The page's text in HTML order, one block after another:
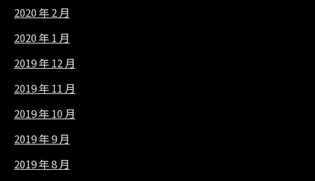
2020 年 2 月
2020 年 1 月
2019 年 12 月
2019 年 11 月
2019 年 10 月
2019 年 9 月
2019 年 8 月